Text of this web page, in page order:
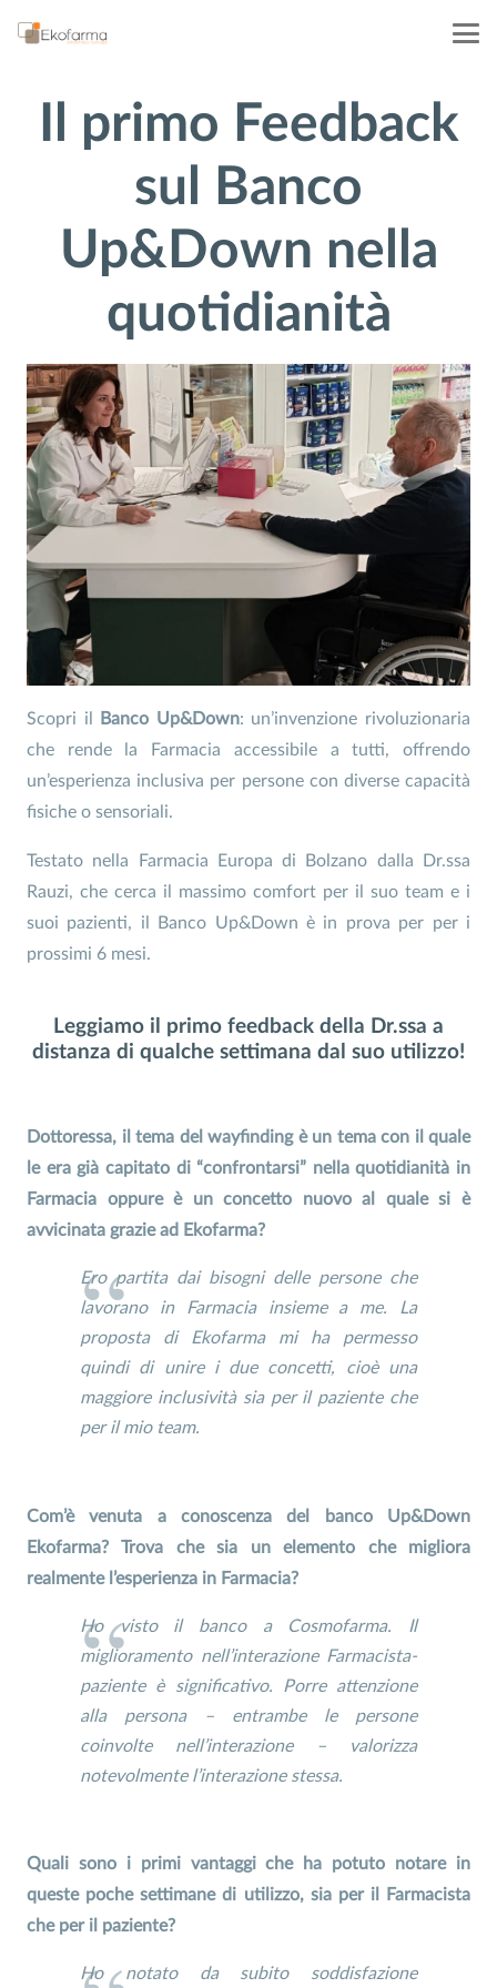
Il primo Feedback
sul Banco
Up&Down nella
quotidianità
Scopri il Banco Up&Down: un’invenzione rivoluzionaria
che rende la Farmacia accessibile a tutti, offrendo
un’esperienza inclusiva per persone con diverse capacità
fisiche o sensoriali.
Testato nella Farmacia Europa di Bolzano dalla Dr.ssa
Rauzi, che cerca il massimo comfort per il suo team e i
suoi pazienti, il Banco Up&Down è in prova per per i
prossimi 6 mesi.
Leggiamo il primo feedback della Dr.ssa a
distanza di qualche settimana dal suo utilizzo!
Dottoressa, il tema del wayfinding è un tema con il quale
le era già capitato di “confrontarsi” nella quotidianità in
Farmacia oppure è un concetto nuovo al quale si è
avvicinata grazie ad Ekofarma?
Ero partita dai bisogni delle persone che
lavorano in Farmacia insieme a me. La
proposta di Ekofarma mi ha permesso
quindi di unire i due concetti, cioè una
maggiore inclusività sia per il paziente che
per il mio team.
Com’è venuta a conoscenza del banco Up&Down
Ekofarma? Trova che sia un elemento che migliora
realmente l’esperienza in Farmacia?
Ho visto il banco a Cosmofarma. Il
miglioramento nell’interazione Farmacista-
paziente è significativo. Porre attenzione
alla persona – entrambe le persone
coinvolte nell’interazione – valorizza
notevolmente l’interazione stessa.
Quali sono i primi vantaggi che ha potuto notare in
queste poche settimane di utilizzo, sia per il Farmacista
che per il paziente?
Ho notato da subito soddisfazione